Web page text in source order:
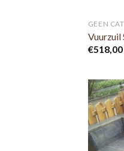
GEEN
Vuurzuil
€518,00